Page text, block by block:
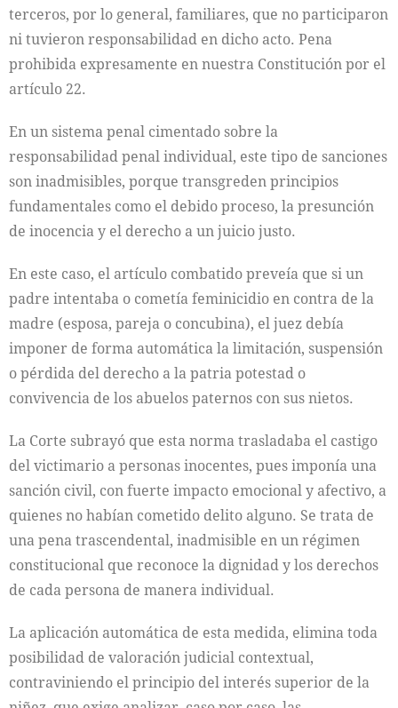
terceros, por lo general, familiares, que no participaron
ni tuvieron responsabilidad en dicho acto. Pena
prohibida expresamente en nuestra Constitución por el
artículo 22.
En un sistema penal cimentado sobre la
responsabilidad penal individual, este tipo de sanciones
son inadmisibles, porque transgreden principios
fundamentales como el debido proceso, la presunción
de inocencia y el derecho a un juicio justo.
En este caso, el artículo combatido preveía que si un
padre intentaba o cometía feminicidio en contra de la
madre (esposa, pareja o concubina), el juez debía
imponer de forma automática la limitación, suspensión
o pérdida del derecho a la patria potestad o
convivencia de los abuelos paternos con sus nietos.
La Corte subrayó que esta norma trasladaba el castigo
del victimario a personas inocentes, pues imponía una
sanción civil, con fuerte impacto emocional y afectivo, a
quienes no habían cometido delito alguno. Se trata de
una pena trascendental, inadmisible en un régimen
constitucional que reconoce la dignidad y los derechos
de cada persona de manera individual.
La aplicación automática de esta medida, elimina toda
posibilidad de valoración judicial contextual,
contraviniendo el principio del interés superior de la